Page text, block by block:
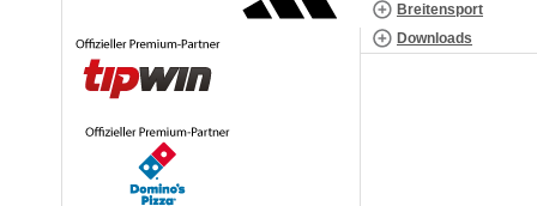
Breitensport
Downloads